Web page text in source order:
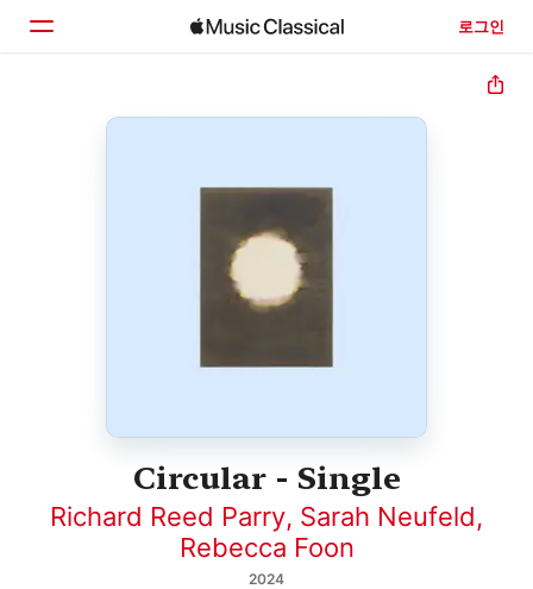
로그인
Circular - Single
Richard Reed Parry, Sarah Neufeld,
Rebecca Foon
2024